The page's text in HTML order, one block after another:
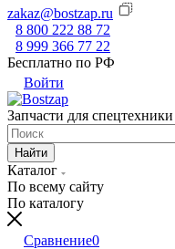
zakaz@bostzap.ru
8 800 222 88 72
8 999 366 77 22
Бесплатно по РФ
Войти
Запчасти для
Найти
Каталог
По всему сайту
По каталогу
Сравнение0